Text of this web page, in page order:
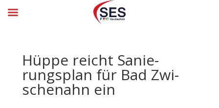
Hüppe reicht Sa­nie­
rungs­plan für Bad Zwi­
schen­ahn ein